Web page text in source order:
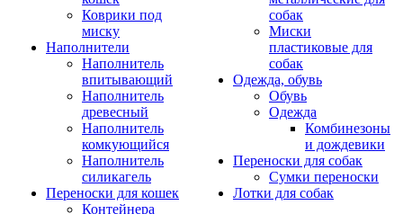
Коврики под
миску
Наполнители
Наполнитель
впитывающий
Наполнитель
древесный
Наполнитель
комкующийся
Наполнитель
силикагель
Переноски для кошек
Контейнера
собак
Миски
пластиковые для
собак
Одежда, обувь
Обувь
Одежда
Комбинезоны
и дождевики
Переноски для собак
Сумки переноски
Лотки для собак